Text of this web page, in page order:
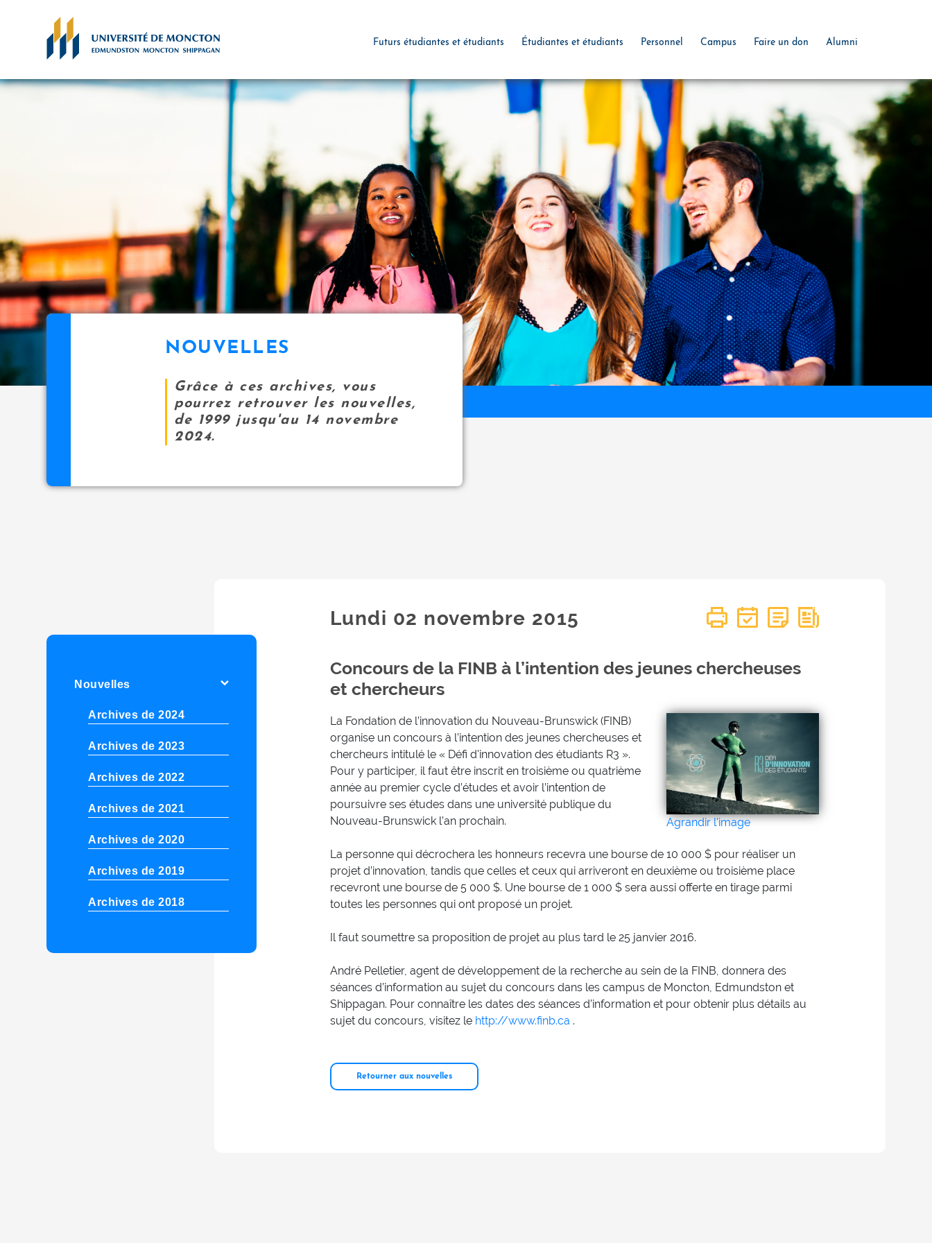
Futurs étudiantes et étudiants Étudiantes et étudiants Personnel Campus Faire un don Alumni
NOUVELLES
Grâce à ces archives, vous
pourrez retrouver les nouvelles,
de 1999 jusqu'au 14 novembre
2024.
Nouvelles
Archives de 2024
Archives de 2023
Archives de 2022
Archives de 2021
Archives de 2020
Archives de 2019
Archives de 2018
Lundi 02 novembre 2015
Concours de la FINB à l’intention des jeunes chercheuses
et chercheurs
Agrandir l'image
La Fondation de l’innovation du Nouveau-Brunswick (FINB)
organise un concours à l’intention des jeunes chercheuses et
chercheurs intitulé le « Défi d'innovation des étudiants R3 ».
Pour y participer, il faut être inscrit en troisième ou quatrième
année au premier cycle d’études et avoir l’intention de
poursuivre ses études dans une université publique du
Nouveau-Brunswick l’an prochain.
La personne qui décrochera les honneurs recevra une bourse de 10 000 $ pour réaliser un
projet d’innovation, tandis que celles et ceux qui arriveront en deuxième ou troisième place
recevront une bourse de 5 000 $. Une bourse de 1 000 $ sera aussi offerte en tirage parmi
toutes les personnes qui ont proposé un projet.
Il faut soumettre sa proposition de projet au plus tard le 25 janvier 2016.
André Pelletier, agent de développement de la recherche au sein de la FINB, donnera des
séances d’information au sujet du concours dans les campus de Moncton, Edmundston et
Shippagan. Pour connaître les dates des séances d’information et pour obtenir plus détails au
sujet du concours, visitez le http://www.finb.ca .
Retourner aux nouvelles